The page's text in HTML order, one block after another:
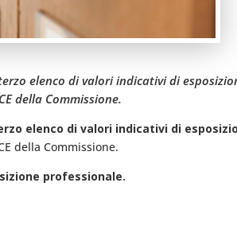
elenco di valori indicativi di
della Commissione.
elenco di valori indicativi di
della Commissione.
professionale.